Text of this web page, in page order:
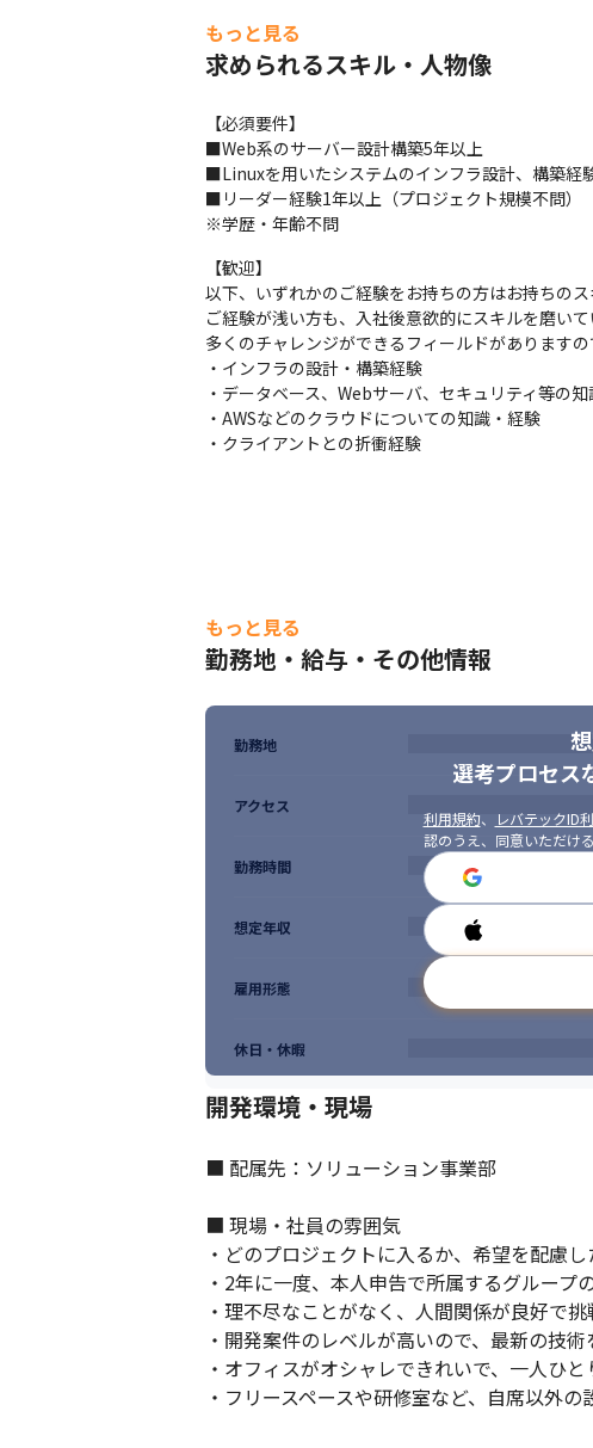
もっと見る
求められるスキル・人物像
【必須要件】
■Web系のサーバー設計構築5年以上
■Linuxを用いたシステムのインフラ設計、構築経
■リーダー経験1年以上（プロジェクト規模不問）
※学歴・年齢不問
【歓迎】
以下、いずれかのご経験をお持ちの方はお持ちの
ご経験が浅い方も、入社後意欲的にスキルを磨い
多くのチャレンジができるフィールドがありますの
・インフラの設計・構築経験
・データベース、Webサーバ、セキュリティ等の知
・AWSなどのクラウドについての知識・経験
・クライアントとの折衝経験
もっと見る
勤務地・給与・その他情報
選考プロセス
利用規約、 レバテックID
認のうえ、同意いただけ
勤務地
アクセス
勤務時間
想定年収
雇用形態
休日・休暇
開発環境・現場
■ 配属先：ソリューション事業部
■ 現場・社員の雰囲気
・どのプロジェクトに入るか、希望を配慮
・2年に一度、本人申告で所属するグルー
・理不尽なことがなく、人間関係が良好で
・開発案件のレベルが高いので、最新の技
・オフィスがオシャレできれいで、一人ひ
・フリースペースや研修室など、自席以外